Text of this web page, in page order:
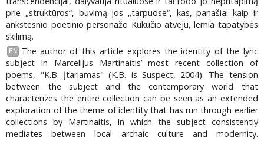
prie „struktūros“, buvimą jos „tarpuose“, kas, panašiai kaip ir
ankstesnio poetinio personažo Kukučio atveju, lemia tapatybės
skilimą.
EN
The author of this article explores the identity of the lyric
subject in Marcelijus Martinaitis’ most recent collection of
poems, "K.B. Įtariamas" (K.B. is Suspect, 2004). The tension
between the subject and the contemporary world that
characterizes the entire collection can be seen as an extended
exploration of the theme of identity that has run through earlier
collections by Martinaitis, in which the subject consistently
mediates between local archaic culture and modernity.